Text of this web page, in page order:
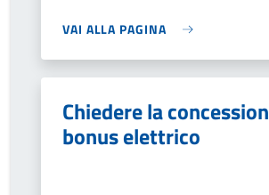
VAI ALLA PAGINA
Chiedere la
bonus elettrico